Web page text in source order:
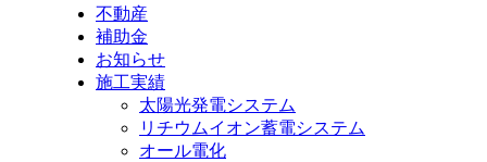
不動産
補助金
お知らせ
施工実績
太陽光発電システム
リチウムイオン蓄電システム
オール電化